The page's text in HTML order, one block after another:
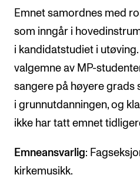
INTERNASJONALT
Utveksling
Samarbeidsprosjekter
Nettverk
IN.TUNE
AKTUELT
Emnet samordnes med
som inngår i
i kandidatstudiet i
valgemne av MP-
sangere på høyere grads
i grunnutdanningen, og
ikke har tatt emnet
Emneansvarlig:
kirkemusikk.